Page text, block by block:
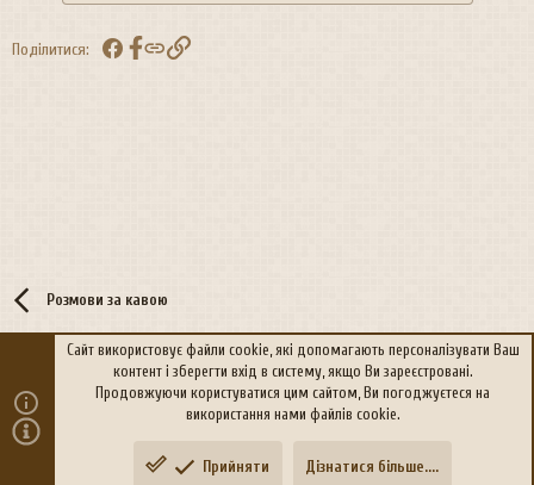
Поділитися: FacebookПосилання
Розмови за кавою
Політика конфіденційності Дoпoмoга
Community platform by XenForo
xen-foro.com.ua Зверху
Сайт використовує файли cookie, які допомагають персоналізувати Ваш
контент і зберегти вхід в систему, якщо Ви зареєстровані.
Продовжуючи користуватися цим сайтом, Ви погоджуєтеся на
використання нами файлів cookie.
Прийняти Дізнатися більше....